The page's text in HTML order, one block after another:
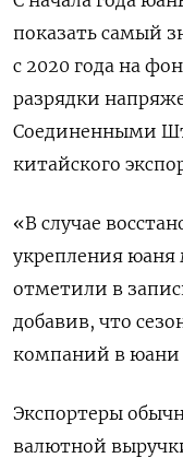
показать самый
с 2020 года ​на
разрядки
Соединенными
китайского
«В ⁠случае
‍укрепления юаня
отметили в
добавив, что
компаний в юани
Экспортеры
валютной